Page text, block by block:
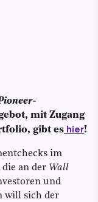
-
mit Zugang
gibt es hier!
im
an der Wall
und
will sich der